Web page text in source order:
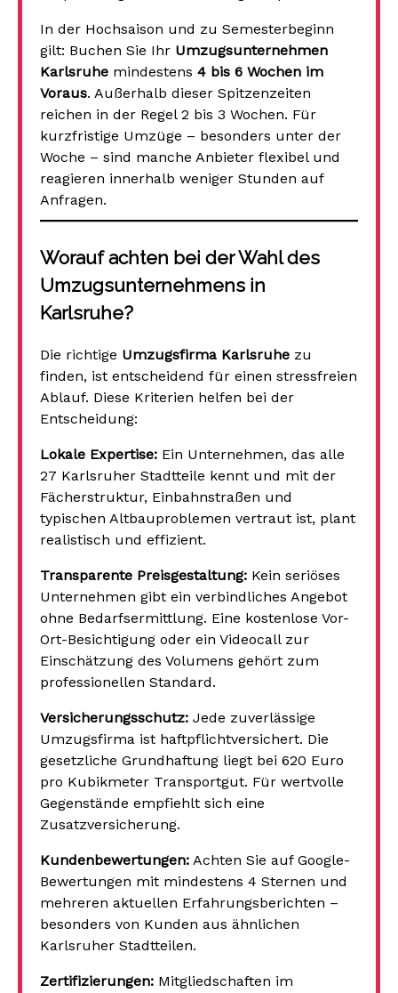
In der Hochsaison und zu Semesterbeginn
gilt: Buchen Sie Ihr Umzugsunternehmen
Karlsruhe mindestens 4 bis 6 Wochen im
Voraus. Außerhalb dieser Spitzenzeiten
reichen in der Regel 2 bis 3 Wochen. Für
kurzfristige Umzüge – besonders unter der
Woche – sind manche Anbieter flexibel und
reagieren innerhalb weniger Stunden auf
Anfragen.
Worauf achten bei der Wahl des
Umzugsunternehmens in
Karlsruhe?
Die richtige Umzugsfirma Karlsruhe zu
finden, ist entscheidend für einen stressfreien
Ablauf. Diese Kriterien helfen bei der
Entscheidung:
Lokale Expertise: Ein Unternehmen, das alle
27 Karlsruher Stadtteile kennt und mit der
Fächerstruktur, Einbahnstraßen und
typischen Altbauproblemen vertraut ist, plant
realistisch und effizient.
Transparente Preisgestaltung: Kein seriöses
Unternehmen gibt ein verbindliches Angebot
ohne Bedarfsermittlung. Eine kostenlose Vor-
Ort-Besichtigung oder ein Videocall zur
Einschätzung des Volumens gehört zum
professionellen Standard.
Versicherungsschutz: Jede zuverlässige
Umzugsfirma ist haftpflichtversichert. Die
gesetzliche Grundhaftung liegt bei 620 Euro
pro Kubikmeter Transportgut. Für wertvolle
Gegenstände empfiehlt sich eine
Zusatzversicherung.
Kundenbewertungen: Achten Sie auf Google-
Bewertungen mit mindestens 4 Sternen und
mehreren aktuellen Erfahrungsberichten –
besonders von Kunden aus ähnlichen
Karlsruher Stadtteilen.
Zertifizierungen: Mitgliedschaften im